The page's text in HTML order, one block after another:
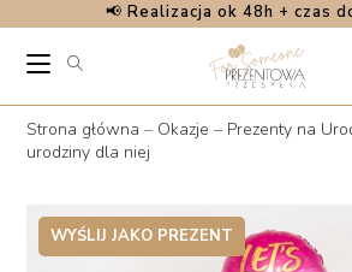
content
📢 Realizacja ok 48h + czas
Strona główna – Okazje – Prezenty na
urodziny dla niej
WYŚLIJ JAKO PREZENT